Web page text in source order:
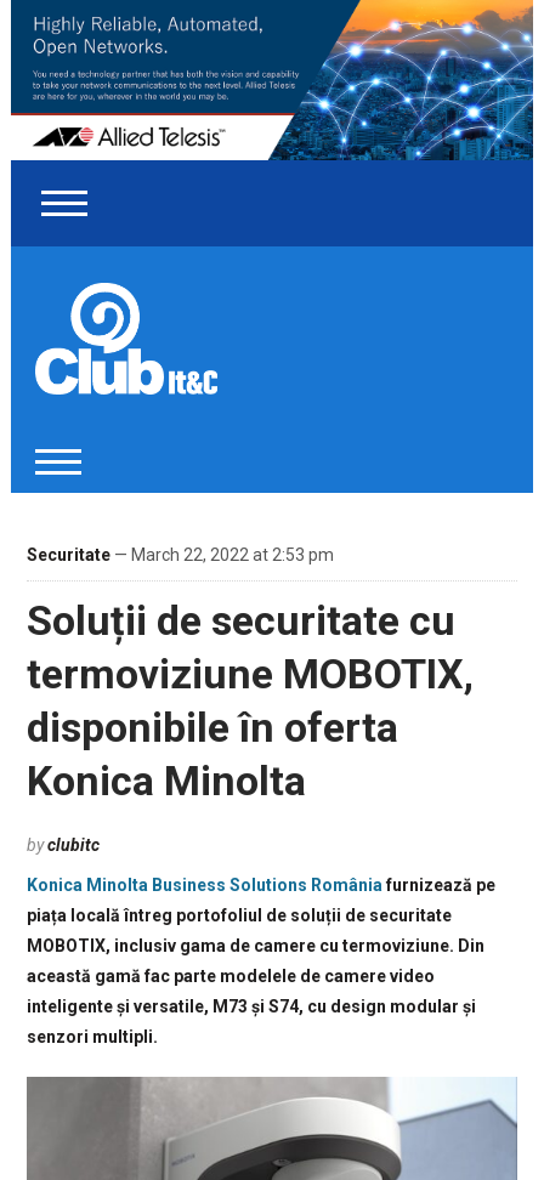
Securitate— March 22, 2022 at 2:53 pm
Soluții de securitate cu
termoviziune MOBOTIX,
disponibile în oferta
Konica Minolta
byclubitc
Konica Minolta Business Solutions Româniafurnizează pe
piața locală întreg portofoliul de soluții de securitate
MOBOTIX, inclusiv gama de camere cu termoviziune. Din
această gamă fac parte modelele de camere video
inteligente și versatile, M73 și S74, cu design modular și
senzori multipli.